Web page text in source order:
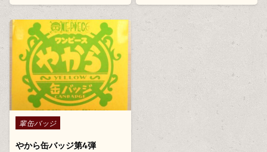
Posted in
輩缶バッジ
やから缶バッジ第4弾